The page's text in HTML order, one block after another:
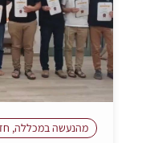
מהנעשה במכללה,